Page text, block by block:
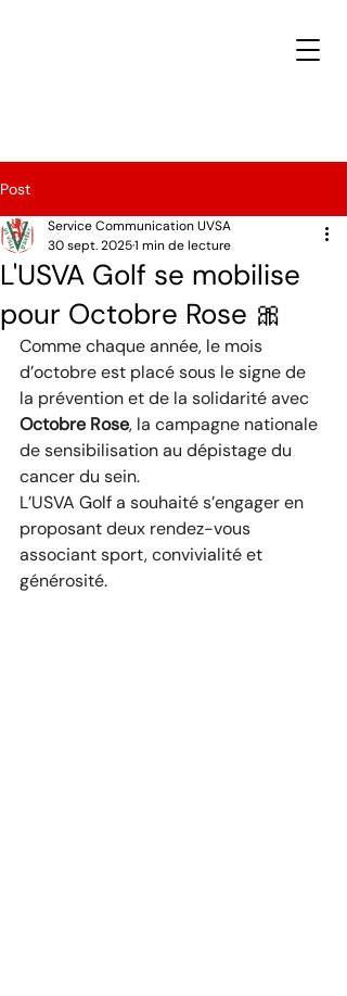
Post
L'USVA Golf se mobilise
pour Octobre Rose 🎀
Service Communication UVSA
30 sept. 20251 min de lecture
Comme chaque année, le mois
d’octobre est placé sous le signe de
la prévention et de la solidarité avec
Octobre Rose, la campagne nationale
de sensibilisation au dépistage du
cancer du sein.
L’USVA Golf a souhaité s’engager en
proposant deux rendez-vous
associant sport, convivialité et
générosité.